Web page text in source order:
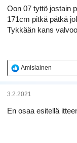
:
Oon 07 tyttö jostain
171cm pitkä pätkä
Tykkään kans
R
k
o
Amislainen
3.2.2021
En osaa esitellä